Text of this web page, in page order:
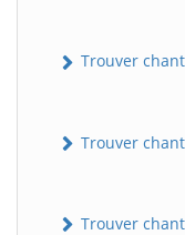
Trouver
Trouver
Trouver